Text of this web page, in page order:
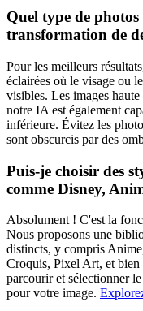
Quel type de
transformation de
Pour les meilleurs
éclairées où le visage ou
visibles. Les images
notre IA est également
inférieure. Évitez les
sont obscurcis par des
Puis-je choisir des
comme Disney,
Absolument ! C'est la
Nous proposons une
distincts, y compris
Croquis, Pixel Art, et bien
parcourir et sélectionner
pour votre image.